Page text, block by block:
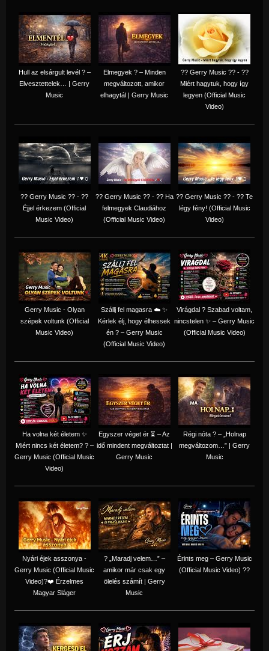
Hull az elsárgult levél ? –
Elvesztettelek… | Gerry
Music
Elmegyek ? – Minden
megváltozott, amikor
elhagytál | Gerry Music
?? Gerry Music ?? - ??
Miért hagytuk, hogy így
legyen (Official Music
Video)
?? Gerry Music ?? - ??
Éjjel érkezem (Official
Music Video)
?? Gerry Music ?? - ?? Ha
felmegyek Claudiához
(Official Music Video)
?? Gerry Music ?? - ?? Te
légy fény! (Official Music
Video)
Gerry Music - Olyan
szépek voltunk (Official
Music Video)
Szállj fel magasra ☁️ ✨
Kérlek élj, hogy élhessek
én ? – Gerry Music
(Official Music Video)
Virágdal ? Szabad voltam,
nincstelen ✨ – Gerry Music
(Official Music Video)
Ha volna két életem ✨
Miért nincs két életem? ? –
Gerry Music (Official Music
Video)
Egyszer véget ér ⏳ – Az
idő mindent megváltoztat |
Gerry Music
Régi nóta ? – „Holnap
megváltozom…” | Gerry
Music
Nyári éjek asszonya -
Gerry Music (Official Music
Video)?❤️ Érzelmes
Magyar Sláger
? „Maradj velem…” –
amikor már csak egy
ölelés számít | Gerry
Music
Érints meg – Gerry Music
(Official Music Video) ??